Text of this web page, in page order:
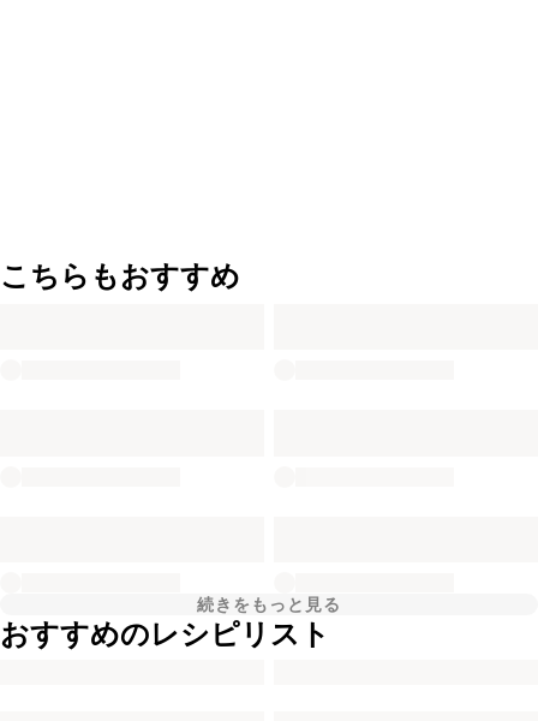
こちらもおすすめ
続きをもっと見る
おすすめのレシピリスト